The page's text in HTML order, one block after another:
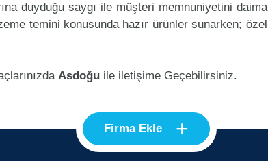
duyduğu saygı ile müşteri memnuniyetini daima
temini konusunda hazır ürünler sunarken; özel
Asdoğu ile iletişime Geçebilirsiniz.
Firma Ekle +